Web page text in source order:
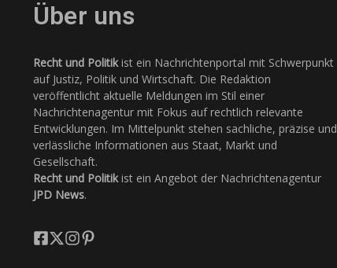
Über uns
Recht und Politikist ein Nachrichtenportal mit Schwerpunkt
auf Justiz, Politik und Wirtschaft. Die Redaktion
veröffentlicht aktuelle Meldungen im Stil einer
Nachrichtenagentur mit Fokus auf rechtlich relevante
Entwicklungen. Im Mittelpunkt stehen sachliche, präzise und
verlässliche Informationen aus Staat, Markt und
Gesellschaft.
Recht und Politikist ein Angebot der Nachrichtenagentur
JPD News.